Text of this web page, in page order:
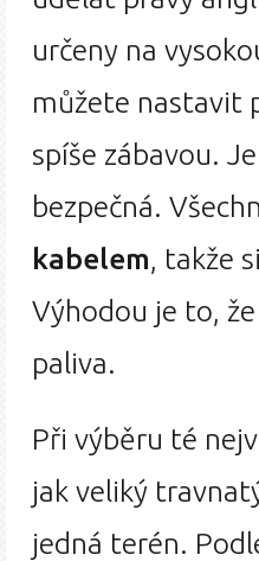
určeny na
můžete nastavit
spíše zábavou.
bezpečná.
kabelem, takže
Výhodou je to,
paliva.
Při výběru té
jak veliký
jedná terén.